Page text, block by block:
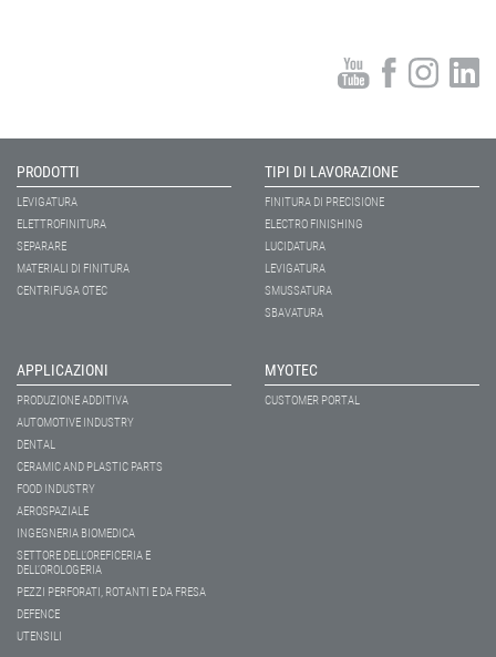
PRODOTTI
LEVIGATURA
ELETTROFINITURA
SEPARARE
MATERIALI DI FINITURA
CENTRIFUGA OTEC
TIPI DI LAVORAZIONE
FINITURA DI PRECISIONE
ELECTRO FINISHING
LUCIDATURA
LEVIGATURA
SMUSSATURA
SBAVATURA
APPLICAZIONI
PRODUZIONE ADDITIVA
AUTOMOTIVE INDUSTRY
DENTAL
CERAMIC AND PLASTIC PARTS
FOOD INDUSTRY
AEROSPAZIALE
INGEGNERIA BIOMEDICA
SETTORE DELL’OREFICERIA E
DELL’OROLOGERIA
PEZZI PERFORATI, ROTANTI E DA FRESA
DEFENCE
UTENSILI
MYOTEC
CUSTOMER PORTAL